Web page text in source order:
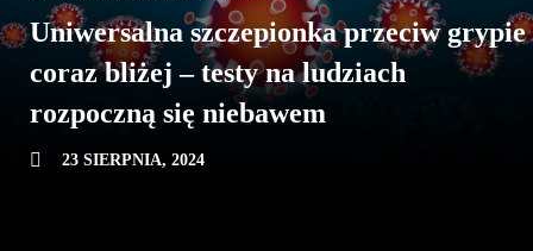
Uniwersalna szczepionka przeciw grypie
coraz bliżej – testy na ludziach
rozpoczną się niebawem
23 SIERPNIA, 2024